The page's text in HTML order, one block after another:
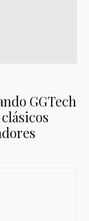
GGTech